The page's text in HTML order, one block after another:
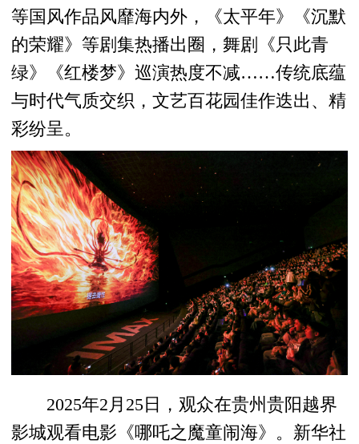
等国风作品风靡海内外，《太平年》《沉默
的荣耀》等剧集热播出圈，舞剧《只此青
绿》《红楼梦》巡演热度不减……传统底蕴
与时代气质交织，文艺百花园佳作迭出、精
彩纷呈。
2025年2月25日，观众在贵州贵阳越界
影城观看电影《哪吒之魔童闹海》。新华社